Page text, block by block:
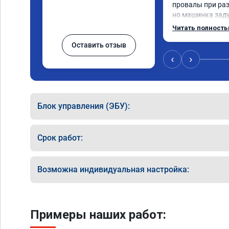
Оставить отзыв
провалы при
но машинка
разогнаться.
пообщавшись с
сделать
времени 1,5
результатом я
а летит прям.
Читать
‹ ›
Блок управления (ЭБУ):
Срок работ:
Возможна индивидуальная настройка:
Примеры наших работ: